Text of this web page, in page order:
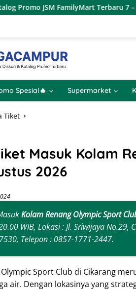
FamilyMart Terbaru 7 – 9 Agustus 2026
Spesial🔥 Supermarket
Tiket
Masuk Kolam
2026
Kolam Renang Olympic Sport
WIB, Lokasi : Jl. Sriwijaya No.29,
Telepon : 0857-1771-2447.
Sport Club di Cikarang
air. Dengan lokasinya yang